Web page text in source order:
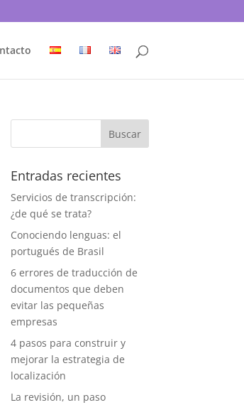
Entradas recientes
Servicios de transcripción:
¿de qué se trata?
Conociendo lenguas: el
portugués de Brasil
6 errores de traducción de
documentos que deben
evitar las pequeñas
empresas
4 pasos para construir y
mejorar la estrategia de
localización
La revisión, un paso